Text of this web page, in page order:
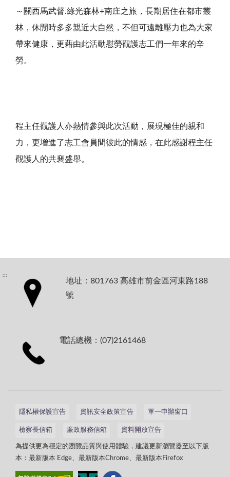
～關西馬武督.綠光森林+南庄之旅，長期居住在都市叢
林，休閒時多多親近大自然，不但可遠離壓力也為大家
帶來健康，更藉由此活動慰勞觀護志工們一年來的辛
勞。
程主任觀護人亦熱情參與此次活動，展現極佳的親和
力，更增進了志工會員間彼此的情感，在此感謝程主任
觀護人的共襄盛舉。
:::
地址：801763 高雄市前金區河東路188
號
電話總機：(07)2161468
隱私權保護宣告 資訊安全政策宣告 單一申辦窗口
檢察長信箱 廉政服務信箱 資料開放宣告
為提供更為穩定的瀏覽品質與使用體驗，建議更新瀏覽器至以下版
本：最新版本 Edge、最新版本Chrome、最新版本Firefox